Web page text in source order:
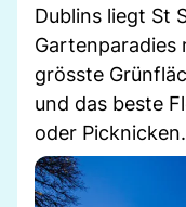
Dublins liegt St
Gartenparadies
grösste
und das beste
oder Picknicken.